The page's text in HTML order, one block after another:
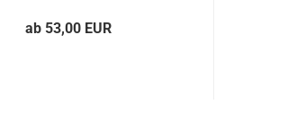
ab 53,00 EUR